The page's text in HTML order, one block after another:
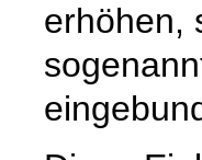
erhöhen,